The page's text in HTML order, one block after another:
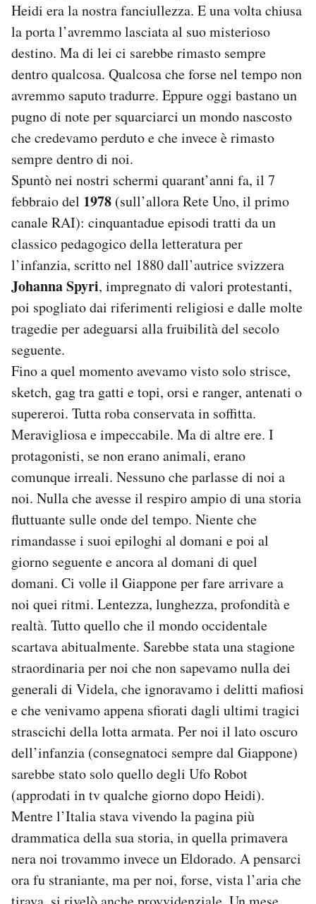
CALENDARIO
Area Personale
Newsletter
Notifiche mobile
Regala il Post
Hai bisogno di aiuto?
Esci
Heidi era la nostra fanciullezza. E una volta chiusa
la porta l’avremmo lasciata al suo misterioso
destino. Ma di lei ci sarebbe rimasto sempre
dentro qualcosa. Qualcosa che forse nel tempo non
avremmo saputo tradurre. Eppure oggi bastano un
pugno di note per squarciarci un mondo nascosto
che credevamo perduto e che invece è rimasto
sempre dentro di noi.
Spuntò nei nostri schermi quarant’anni fa, il 7
febbraio del 1978 (sull’allora Rete Uno, il primo
canale RAI): cinquantadue episodi tratti da un
classico pedagogico della letteratura per
l’infanzia, scritto nel 1880 dall’autrice svizzera
Johanna Spyri, impregnato di valori protestanti,
poi spogliato dai riferimenti religiosi e dalle molte
tragedie per adeguarsi alla fruibilità del secolo
seguente.
Fino a quel momento avevamo visto solo strisce,
sketch, gag tra gatti e topi, orsi e ranger, antenati o
supereroi. Tutta roba conservata in soffitta.
Meravigliosa e impeccabile. Ma di altre ere. I
protagonisti, se non erano animali, erano
comunque irreali. Nessuno che parlasse di noi a
noi. Nulla che avesse il respiro ampio di una storia
fluttuante sulle onde del tempo. Niente che
rimandasse i suoi epiloghi al domani e poi al
giorno seguente e ancora al domani di quel
domani. Ci volle il Giappone per fare arrivare a
noi quei ritmi. Lentezza, lunghezza, profondità e
realtà. Tutto quello che il mondo occidentale
scartava abitualmente. Sarebbe stata una stagione
straordinaria per noi che non sapevamo nulla dei
generali di Videla, che ignoravamo i delitti mafiosi
e che venivamo appena sfiorati dagli ultimi tragici
strascichi della lotta armata. Per noi il lato oscuro
dell’infanzia (consegnatoci sempre dal Giappone)
sarebbe stato solo quello degli Ufo Robot
(approdati in tv qualche giorno dopo Heidi).
Mentre l’Italia stava vivendo la pagina più
drammatica della sua storia, in quella primavera
nera noi trovammo invece un Eldorado. A pensarci
ora fu straniante, ma per noi, forse, vista l’aria che